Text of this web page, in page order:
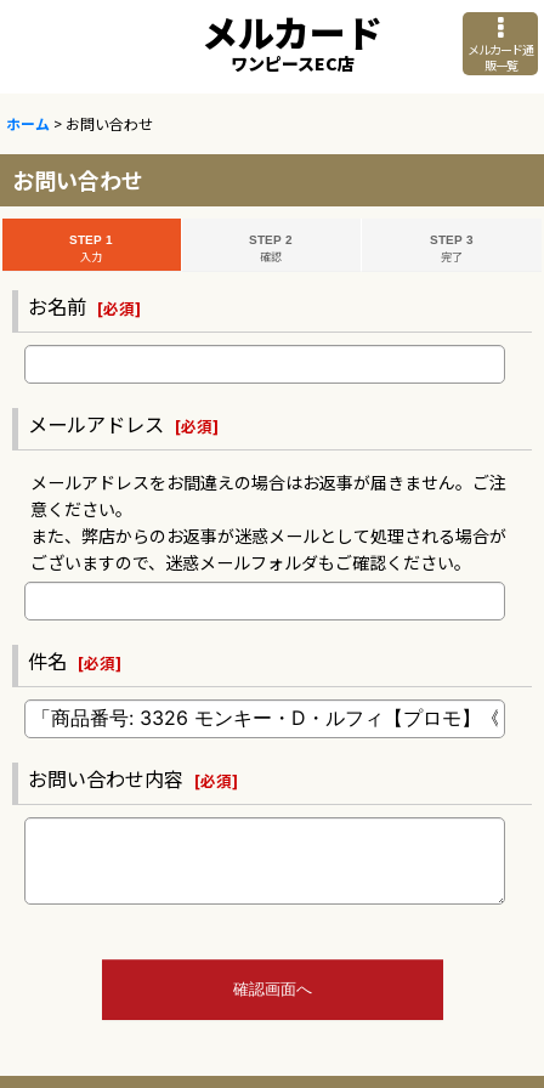
メルカード
ワンピースEC店
メルカード通
販一覧
ホーム > お問い合わせ
お問い合わせ
STEP 1
入力
STEP 2
確認
STEP 3
完了
お名前 [必須]
メールアドレス [必須]
メールアドレスをお間違えの場合はお返事が届きません。ご注
意ください。
また、弊店からのお返事が迷惑メールとして処理される場合が
ございますので、迷惑メールフォルダもご確認ください。
件名 [必須]
お問い合わせ内容 [必須]
確認画面へ